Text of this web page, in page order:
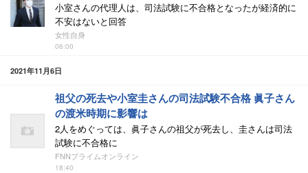
小室さんの代理人は、司法試験に不合格となったが経済的に
不安はないと回答
女性自身
06:00
2021年11月6日
祖父の死去や小室圭さんの司法試験不合格 眞子さん
の渡米時期に影響は
2人をめぐっては、眞子さんの祖父が死去し、圭さんは司法
試験に不合格に
FNNプライムオンライン
18:40